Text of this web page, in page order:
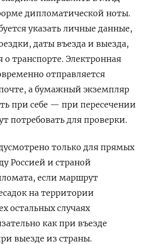
дипломатической ноты.
указать личные данные,
даты въезда и выезда,
о транспорте. Электронная
отправляется
а бумажный экземпляр
при себе — при пересечении
потребовать для проверки.
только для прямых
Россией и страной
если маршрут
на территории
остальных случаях
как при въезде
выезде из страны.